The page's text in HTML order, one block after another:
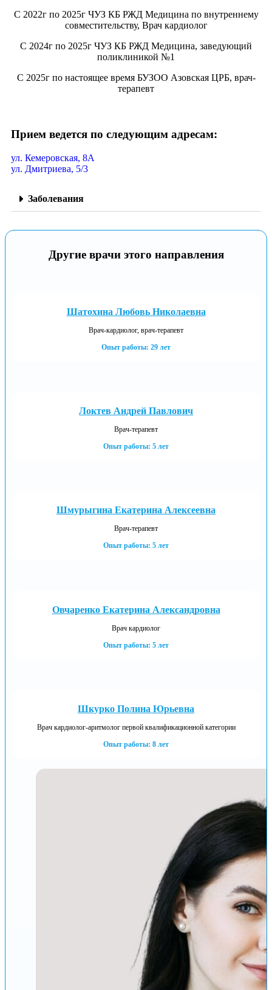
С 2022г по 2025г ЧУЗ КБ РЖД Медицина по внутреннему
совместительству, Врач кардиолог
С 2024г по 2025г ЧУЗ КБ РЖД Медицина, заведующий
поликлиникой №1
С 2025г по настоящее время БУЗОО Азовская ЦРБ, врач-
терапевт
Прием ведется по следующим адресам:
ул. Кемеровская, 8А
ул. Дмитриева, 5/3
Заболевания
Другие врачи этого направления
Шатохина Любовь Николаевна
Врач-кардиолог, врач-терапевт
Опыт работы: 29 лет
Локтев Андрей Павлович
Врач-терапевт
Опыт работы: 5 лет
Шмурыгина Екатерина Алексеевна
Врач-терапевт
Опыт работы: 5 лет
Овчаренко Екатерина Александровна
Врач кардиолог
Опыт работы: 5 лет
Шкурко Полина Юрьевна
Врач кардиолог-аритмолог первой квалификационной категории
Опыт работы: 8 лет